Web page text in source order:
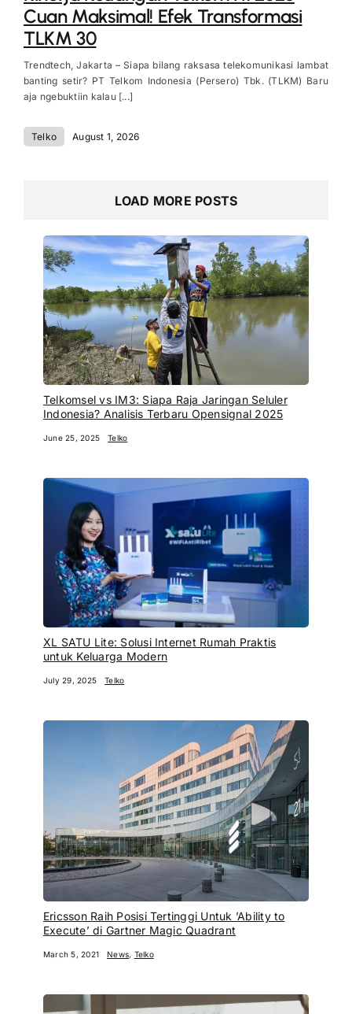
Cuan Maksimal! Efek Transformasi
TLKM 30
Trendtech, Jakarta – Siapa bilang raksasa telekomunikasi lambat
banting setir? PT Telkom Indonesia (Persero) Tbk. (TLKM) Baru
aja ngebuktiin kalau [...]
Telko August 1, 2026
LOAD MORE POSTS
Telkomsel vs IM3: Siapa Raja Jaringan Seluler
Indonesia? Analisis Terbaru Opensignal 2025
June 25, 2025 Telko
XL SATU Lite: Solusi Internet Rumah Praktis
untuk Keluarga Modern
July 29, 2025 Telko
Ericsson Raih Posisi Tertinggi Untuk ’Ability to
Execute’ di Gartner Magic Quadrant
March 5, 2021 News, Telko